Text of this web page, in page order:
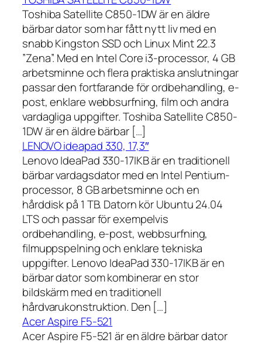
Toshiba Satellite C850-1DW är en äldre
bärbar dator som har fått nytt liv med en
snabb Kingston SSD och Linux Mint 22.3
”Zena”. Med en Intel Core i3-processor, 4 GB
arbetsminne och flera praktiska anslutningar
passar den fortfarande för ordbehandling, e-
post, enklare webbsurfning, film och andra
vardagliga uppgifter. Toshiba Satellite C850-
1DW är en äldre bärbar […]
LENOVO ideapad 330, 17,3″
Lenovo IdeaPad 330-17IKB är en traditionell
bärbar vardagsdator med en Intel Pentium-
processor, 8 GB arbetsminne och en
hårddisk på 1 TB. Datorn kör Ubuntu 24.04
LTS och passar för exempelvis
ordbehandling, e-post, webbsurfning,
filmuppspelning och enklare tekniska
uppgifter. Lenovo IdeaPad 330-17IKB är en
bärbar dator som kombinerar en stor
bildskärm med en traditionell
hårdvarukonstruktion. Den […]
Acer Aspire F5-521
Acer Aspire F5-521 är en äldre bärbar dator